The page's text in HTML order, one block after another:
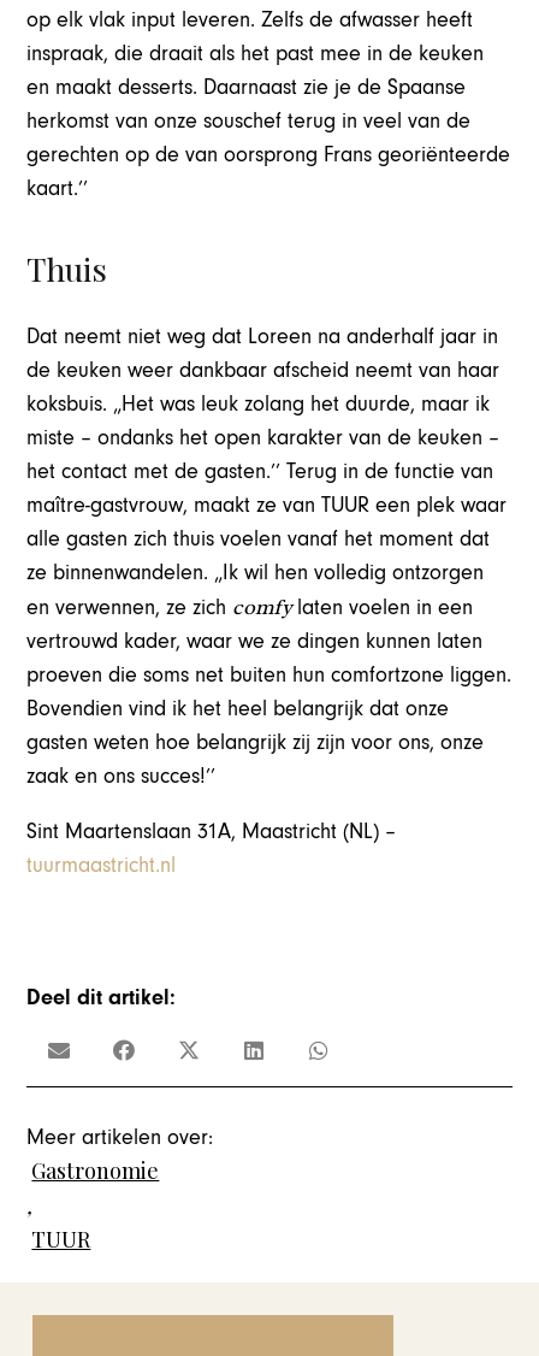
op elk vlak input leveren. Zelfs de afwasser heeft
inspraak, die draait als het past mee in de keuken
en maakt desserts. Daarnaast zie je de Spaanse
herkomst van onze souschef terug in veel van de
gerechten op de van oorsprong Frans georiënteerde
kaart.’’
Thuis
Dat neemt niet weg dat Loreen na anderhalf jaar in
de keuken weer dankbaar afscheid neemt van haar
koksbuis. „Het was leuk zolang het duurde, maar ik
miste – ondanks het open karakter van de keuken –
het contact met de gasten.’’ Terug in de functie van
maître-gastvrouw, maakt ze van TUUR een plek waar
alle gasten zich thuis voelen vanaf het moment dat
ze binnenwandelen. „Ik wil hen volledig ontzorgen
en verwennen, ze zich comfylaten voelen in een
vertrouwd kader, waar we ze dingen kunnen laten
proeven die soms net buiten hun comfortzone liggen.
Bovendien vind ik het heel belangrijk dat onze
gasten weten hoe belangrijk zij zijn voor ons, onze
zaak en ons succes!’’
Sint Maartenslaan 31A, Maastricht (NL) –
tuurmaastricht.nl
Deel dit artikel:
Meer artikelen over:
Gastronomie
,
TUUR